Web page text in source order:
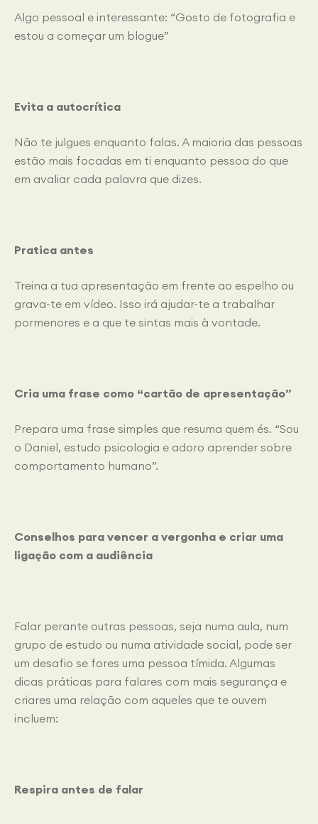
Algo pessoal e interessante: “Gosto de fotografia e
estou a começar um blogue”
Evita a autocrítica
Não te julgues enquanto falas. A maioria das pessoas
estão mais focadas em ti enquanto pessoa do que
em avaliar cada palavra que dizes.
Pratica antes
Treina a tua apresentação em frente ao espelho ou
grava-te em vídeo. Isso irá ajudar-te a trabalhar
pormenores e a que te sintas mais à vontade.
Cria uma frase como “cartão de apresentação”
Prepara uma frase simples que resuma quem és. “Sou
o Daniel, estudo psicologia e adoro aprender sobre
comportamento humano”.
Conselhos para vencer a vergonha e criar uma
ligação com a audiência
Falar perante outras pessoas, seja numa aula, num
grupo de estudo ou numa atividade social, pode ser
um desafio se fores uma pessoa tímida. Algumas
dicas práticas para falares com mais segurança e
criares uma relação com aqueles que te ouvem
incluem:
Respira antes de falar